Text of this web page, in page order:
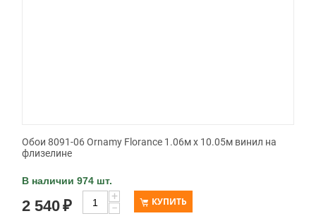
Обои 8091-06 Ornamy Florance 1.06м x 10.05м винил на
флизелине
В наличии 974 шт.
2 540₽
+
−
КУПИТЬ